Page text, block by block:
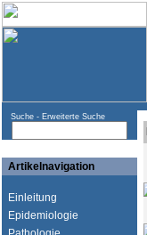
Suche - Erweiterte Suche
Artikelnavigation
Einleitung
Epidemiologie